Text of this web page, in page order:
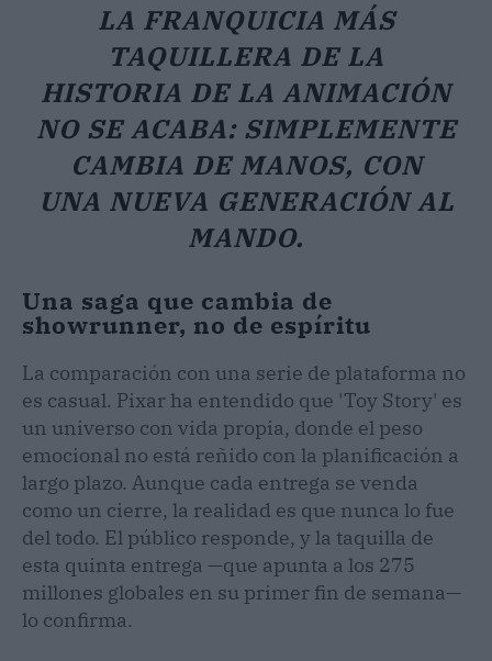
LA FRANQUICIA MÁS
TAQUILLERA DE LA
HISTORIA DE LA ANIMACIÓN
NO SE ACABA: SIMPLEMENTE
CAMBIA DE MANOS, CON
UNA NUEVA GENERACIÓN AL
MANDO.
Una saga que cambia de
showrunner, no de espíritu
La comparación con una serie de plataforma no
es casual. Pixar ha entendido que 'Toy Story' es
un universo con vida propia, donde el peso
emocional no está reñido con la planificación a
largo plazo. Aunque cada entrega se venda
como un cierre, la realidad es que nunca lo fue
del todo. El público responde, y la taquilla de
esta quinta entrega —que apunta a los 275
millones globales en su primer fin de semana—
lo confirma.